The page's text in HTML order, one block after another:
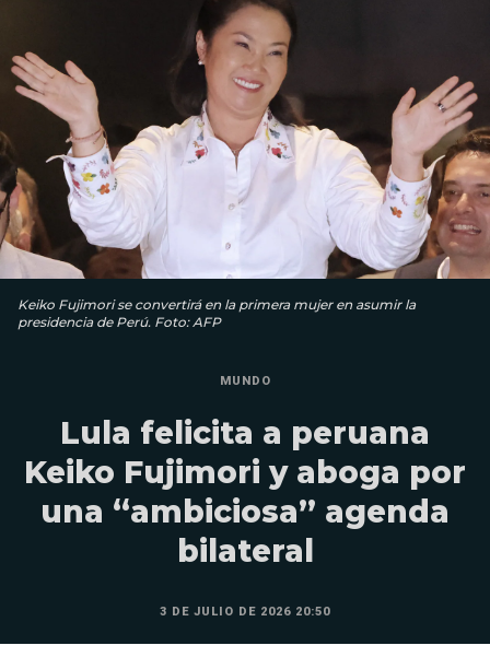
Keiko Fujimori se convertirá en la primera mujer en asumir la
presidencia de Perú. Foto: AFP
MUNDO
Lula felicita a peruana
Keiko Fujimori y aboga por
una “ambiciosa” agenda
bilateral
3 DE JULIO DE 2026 20:50